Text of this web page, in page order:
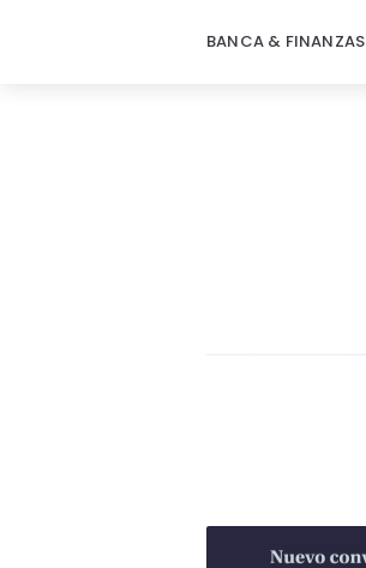
BANCA & FINANZAS